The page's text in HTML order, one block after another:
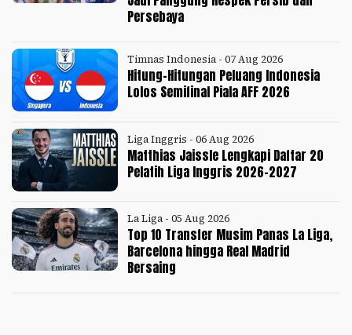
Persebaya
Timnas Indonesia - 07 Aug 2026
Hitung-Hitungan Peluang Indonesia
Lolos Semifinal Piala AFF 2026
Liga Inggris - 06 Aug 2026
Matthias Jaissle Lengkapi Daftar 20
Pelatih Liga Inggris 2026-2027
La Liga - 05 Aug 2026
Top 10 Transfer Musim Panas La Liga,
Barcelona hingga Real Madrid
Bersaing